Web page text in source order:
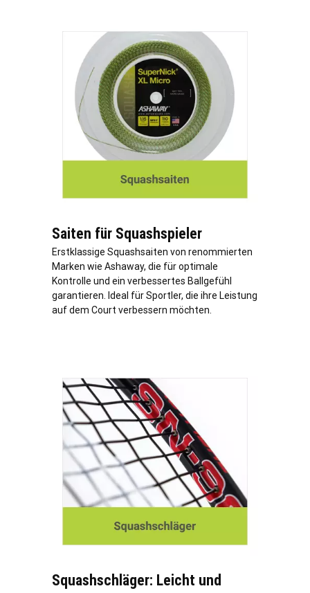
Saiten für Squashspieler
Erstklassige Squashsaiten von renommierten
Marken wie Ashaway, die für optimale
Kontrolle und ein verbessertes Ballgefühl
garantieren. Ideal für Sportler, die ihre Leistung
auf dem Court verbessern möchten.
Squashschläger: Leicht und